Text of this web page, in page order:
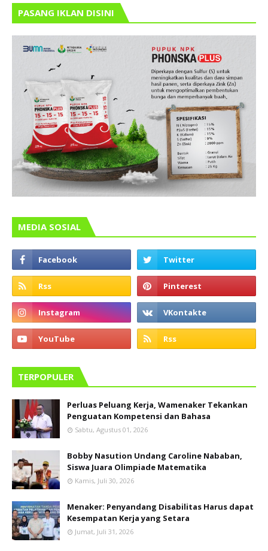
PASANG IKLAN DISINI
MEDIA SOSIAL
TERPOPULER
Perluas Peluang Kerja, Wamenaker Tekankan
Penguatan Kompetensi dan Bahasa
Sabtu, Agustus 01, 2026
Bobby Nasution Undang Caroline Nababan,
Siswa Juara Olimpiade Matematika
Kamis, Juli 30, 2026
Menaker: Penyandang Disabilitas Harus dapat
Kesempatan Kerja yang Setara
Jumat, Juli 31, 2026